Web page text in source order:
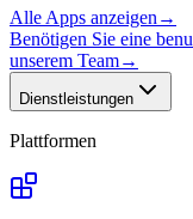
Alle Apps anzeigen →
Benötigen Sie eine
unserem Team→
Dienstleistungen
Plattformen